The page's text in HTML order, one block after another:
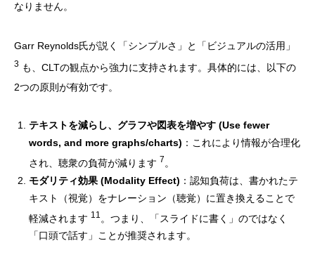
なりません。
Garr Reynolds氏が説く「シンプルさ」と「ビジュアルの活用」
3 も、CLTの観点から強力に支持されます。具体的には、以下の
2つの原則が有効です。
テキストを減らし、グラフや図表を増やす (Use fewer
words, and more graphs/charts) ：これにより情報が合理化
され、聴衆の負荷が減ります 7 。
モダリティ効果 (Modality Effect) ：認知負荷は、書かれたテ
キスト（視覚）をナレーション（聴覚）に置き換えることで
軽減されます 11 。つまり、「スライドに書く」のではなく
「口頭で話す」ことが推奨されます。